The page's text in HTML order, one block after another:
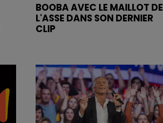
BOOBA AVEC LE MAILLOT DE
L'ASSE DANS SON DERNIER
CLIP